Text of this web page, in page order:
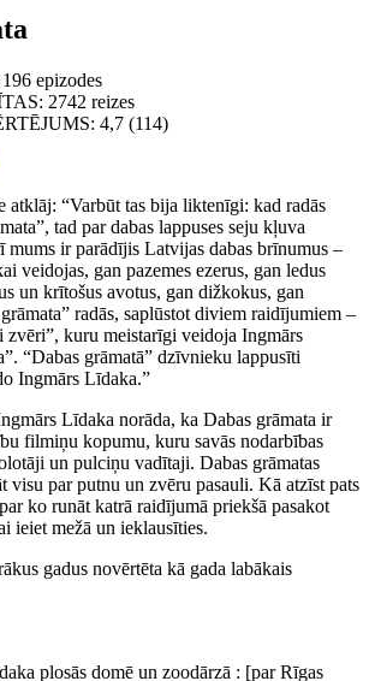
196 epizodes
: 2742 reizes
: 4,7 (114)
atklāj: “Varbūt tas bija liktenīgi: kad radās
tad par dabas lappuses seju kļuva
mums ir parādījis Latvijas dabas brīnumus –
veidojas, gan pazemes ezerus, gan ledus
un krītošus avotus, gan dižkokus, gan
radās, saplūstot diviem raidījumiem –
zvēri”, kuru meistarīgi veidoja Ingmārs
“Dabas grāmatā” dzīvnieku lappusīti
Ingmārs Līdaka.”
Līdaka norāda, ka Dabas grāmata ir
filmiņu kopumu, kuru savās nodarbības
un pulciņu vadītaji. Dabas grāmatas
visu par putnu un zvēru pasauli. Kā atzīst pats
ko runāt katrā raidījumā priekšā pasakot
ieiet mežā un ieklausīties.
gadus novērtēta kā gada labākais
plosās domē un zoodārzā : [par Rīgas